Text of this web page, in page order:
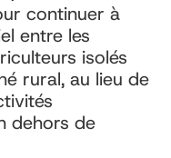
continuer à
entre les
isolés
rural, au lieu de
dehors de